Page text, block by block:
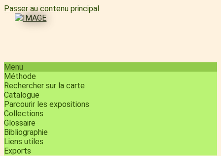
Passer au contenu principal
Menu
Méthode
Rechercher sur la carte
Catalogue
Parcourir les expositions
Collections
Glossaire
Bibliographie
Liens utiles
Exports